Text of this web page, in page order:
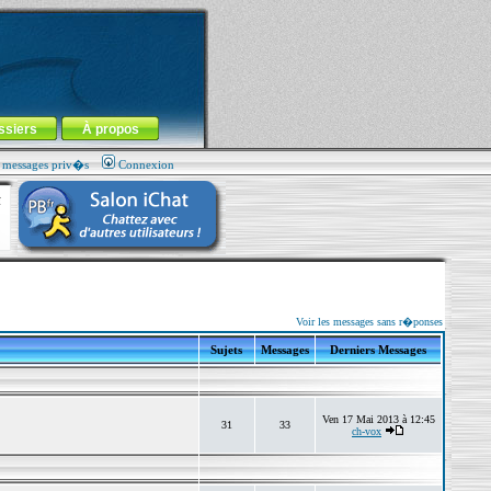
À propos
priv�s Connexion
Voir les messages sans r�ponses
Sujets Messages Derniers Messages
31 33
Ven 17 Mai 2013 à 12:45
ch-vox